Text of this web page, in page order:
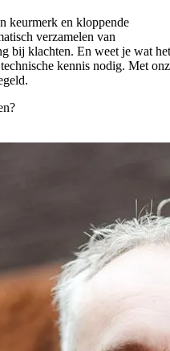
keurmerk en kloppende
verzamelen van
bij klachten. En weet je wat het
kennis nodig. Met